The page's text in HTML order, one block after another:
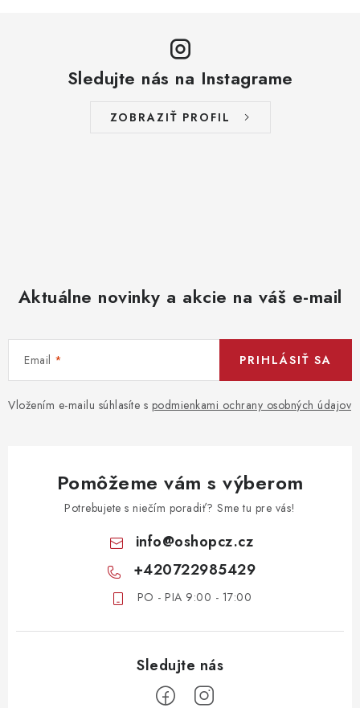
Sledujte nás na Instagrame
ZOBRAZIŤ PROFIL
Aktuálne novinky a akcie na váš e-mail
Email
Vložením e-mailu súhlasíte s podmienkami ochrany osobných údajov
PRIHLÁSIŤ SA
Pomôžeme vám s výberom
Potrebujete s niečím poradiť? Sme tu pre vás!
info@oshopcz.cz
+420722985429
PO - PIA 9:00 - 17:00